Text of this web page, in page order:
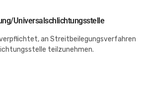
Universal­schlichtungs­stelle
an Streitbeilegungsverfahren
teilzunehmen.